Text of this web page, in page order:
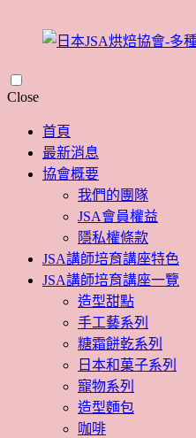
CloseSkip
content
首頁
最新消息
協會概要
我們的團隊
JSA會員權益
隱私權條款
JSA講師培育講座特色
JSA講師培育講座一覽
造型甜點
手工藝系列
糖霜餅乾系列
日本和菓子系列
寵物系列
造型麵包
咖啡